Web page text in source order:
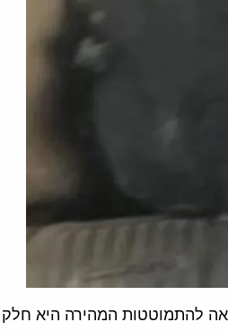
להתמוטטות המהירה היא חלק